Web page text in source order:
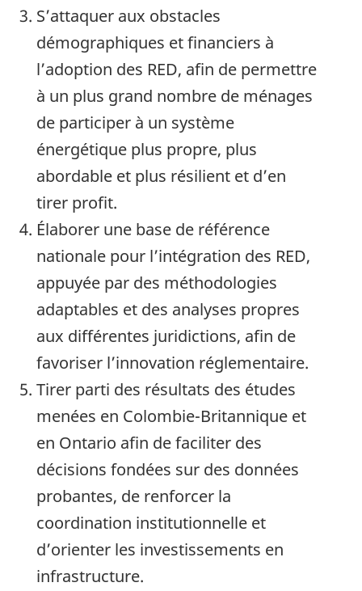
S’attaquer aux obstacles
démographiques et financiers à
l’adoption des RED, afin de permettre
à un plus grand nombre de ménages
de participer à un système
énergétique plus propre, plus
abordable et plus résilient et d’en
tirer profit.
Élaborer une base de référence
nationale pour l’intégration des RED,
appuyée par des méthodologies
adaptables et des analyses propres
aux différentes juridictions, afin de
favoriser l’innovation réglementaire.
Tirer parti des résultats des études
menées en Colombie-Britannique et
en Ontario afin de faciliter des
décisions fondées sur des données
probantes, de renforcer la
coordination institutionnelle et
d’orienter les investissements en
infrastructure.